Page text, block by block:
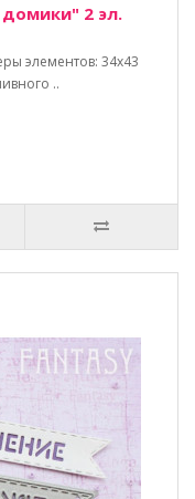
2 эл.
элементов: 34х43
..